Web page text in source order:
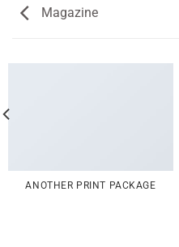
Magazine
ANOTHER PRINT PACKAGE